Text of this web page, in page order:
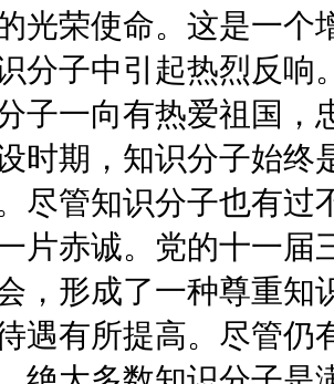
光荣使命。这是一个
分子中引起热烈反响
子一向有热爱祖国，
时期，知识分子始终
尽管知识分子也有过
片赤诚。党的十一
，形成了一种尊重知
遇有所提高。尽管仍